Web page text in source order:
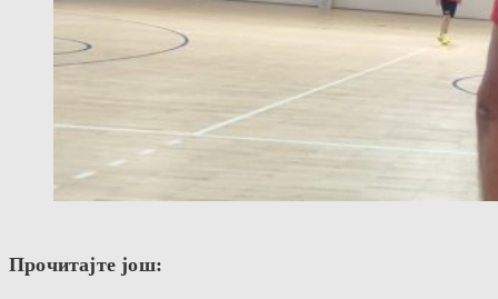
Прочитајте још: